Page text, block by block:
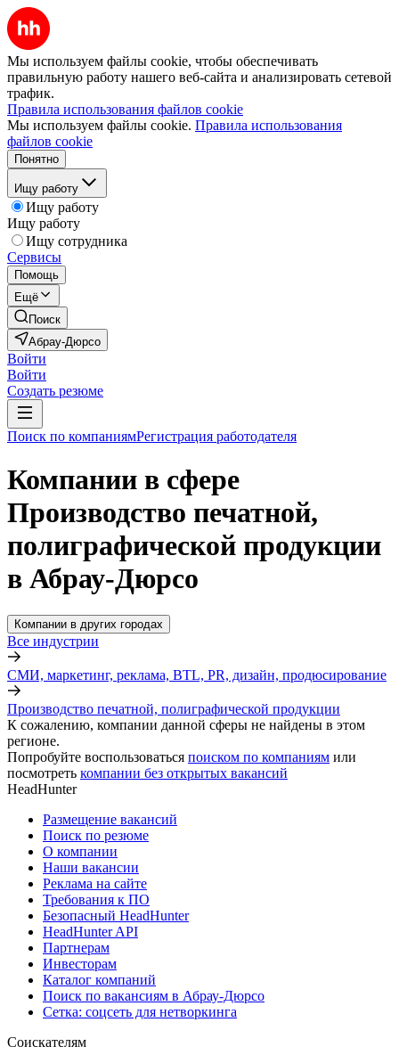
Мы используем файлы cookie, чтобы обеспечивать
правильную работу нашего веб-сайта и анализировать сетевой
трафик.
Правила использования файлов cookie
Мы используем файлы cookie. Правила использования
файлов cookie
Понятно
Ищу работу
Ищу работу
Ищу работу
Ищу сотрудника
Сервисы
Помощь
Ещё
Поиск
Абрау-Дюрсо
Войти
Войти
Создать резюме
Поиск по компаниямРегистрация работодателя
Компании в сфере
Производство печатной,
полиграфической продукции
в Абрау-Дюрсо
Компании в других городах
Все индустрии
СМИ, маркетинг, реклама, BTL, PR, дизайн, продюсирование
Производство печатной, полиграфической продукции
К сожалению, компании данной сферы не найдены в этом
регионе.
Попробуйте воспользоваться поиском по компаниям или
посмотреть компании без открытых вакансий
HeadHunter
Размещение вакансий
Поиск по резюме
О компании
Наши вакансии
Реклама на сайте
Требования к ПО
Безопасный HeadHunter
HeadHunter API
Партнерам
Инвесторам
Каталог компаний
Поиск по вакансиям в Абрау-Дюрсо
Сетка: соцсеть для нетворкинга
Соискателям